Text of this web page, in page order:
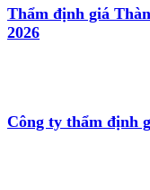
Thẩm định giá
2026
Công ty thẩm định